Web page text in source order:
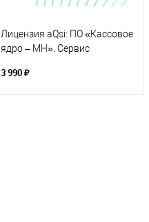
Лицензия aQsi: ПО «Кассовое
ядро – МН». Сервис
месяцев)
3 990 ₽